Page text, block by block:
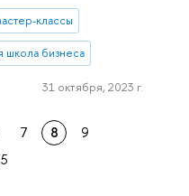
классы
школа бизнеса
31 октября, 2023 г.
7 8
9